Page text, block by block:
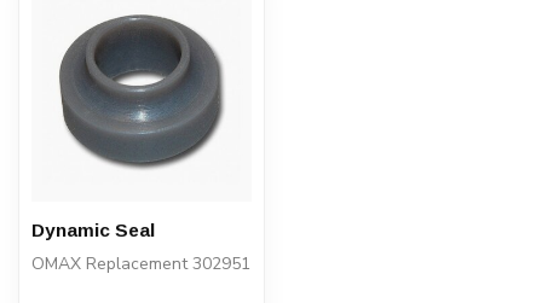
Dynamic Seal
OMAX Replacement 302951